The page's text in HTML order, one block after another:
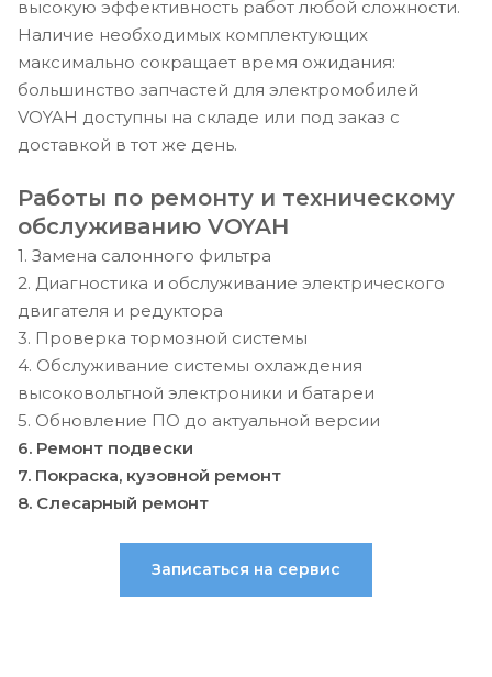
высокую эффективность работ любой сложности.
Наличие необходимых комплектующих
максимально сокращает время ожидания:
большинство запчастей для электромобилей
VOYAH доступны на складе или под заказ с
доставкой в тот же день.
Работы по ремонту и техническому
обслуживанию VOYAH
1. Замена салонного фильтра
2. Диагностика и обслуживание электрического
двигателя и редуктора
3. Проверка тормозной системы
4. Обслуживание системы охлаждения
высоковольтной электроники и батареи
5. Обновление ПО до актуальной версии
6. Ремонт подвески
7. Покраска, кузовной ремонт
8. Слесарный ремонт
Записаться на сервис